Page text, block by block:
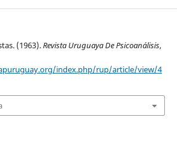
(1963).Revista Uruguaya De Psicoanálisis,
index.php/rup/article/view/4